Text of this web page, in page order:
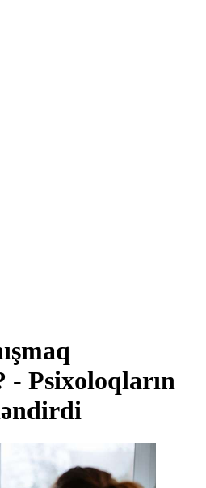
- Psixoloqların